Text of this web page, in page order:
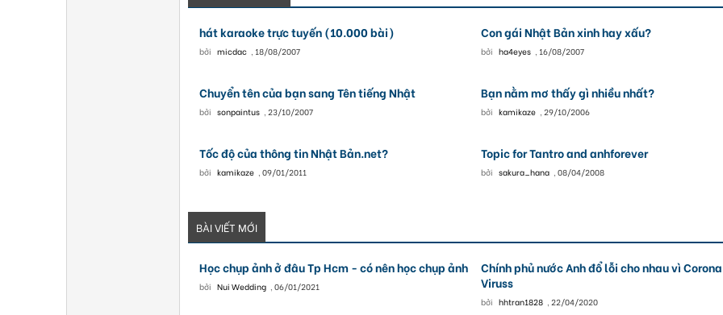
hát karaoke trực tuyến (10.000 bài)
bởi micdac , 18/08/2007
Con gái Nhật Bản xinh hay xấu?
bởi ha4eyes , 16/08/2007
Chuyển tên của bạn sang Tên tiếng Nhật
bởi sonpaintus , 23/10/2007
Bạn nằm mơ thấy gì nhiều nhất?
bởi kamikaze , 29/10/2006
Tốc độ của thông tin Nhật Bản.net?
bởi kamikaze , 09/01/2011
Topic for Tantro and anhforever
bởi sakura_hana , 08/04/2008
BÀI VIẾT MỚI
Học chụp ảnh ở đâu Tp Hcm - có nên học chụp ảnh
bởi Nui Wedding , 06/01/2021
Chính phủ nước Anh đổ lỗi cho nhau vì Corona
Viruss
bởi hhtran1828 , 22/04/2020